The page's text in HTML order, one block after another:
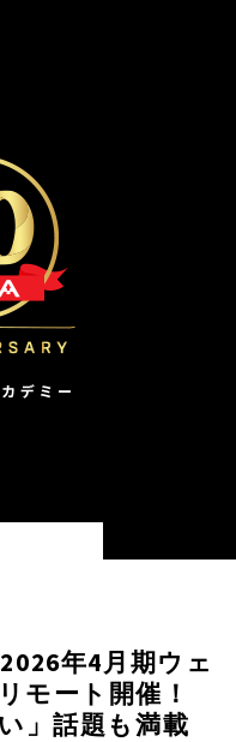
年4月期ウェ
モート開催！
」話題も満載